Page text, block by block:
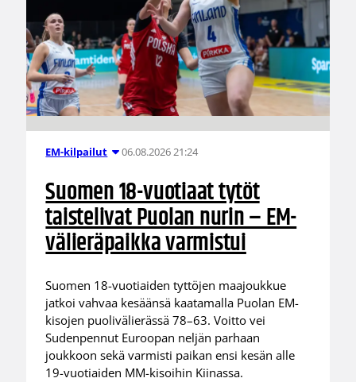
EM-kilpailut 06.08.2026 21:24
Suomen 18-vuotiaat tytöt
taistelivat Puolan nurin – EM-
välieräpaikka varmistui
Suomen 18-vuotiaiden tyttöjen maajoukkue
jatkoi vahvaa kesäänsä kaatamalla Puolan EM-
kisojen puolivälierässä 78–63. Voitto vei
Sudenpennut Euroopan neljän parhaan
joukkoon sekä varmisti paikan ensi kesän alle
19-vuotiaiden MM-kisoihin Kiinassa.